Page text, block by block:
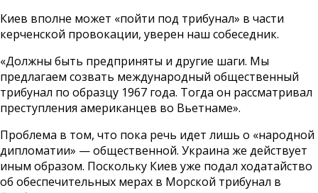
Киев вполне может «пойти под трибунал» в части
керченской провокации, уверен наш собеседник.
«Должны быть предприняты и другие шаги. Мы
предлагаем созвать международный общественный
трибунал по образцу 1967 года. Тогда он рассматривал
преступления американцев во Вьетнаме».
Проблема в том, что пока речь идет лишь о «народной
дипломатии» — общественной. Украина же действует
иным образом. Поскольку Киев уже подал ходатайство
об обеспечительных мерах в Морской трибунал в